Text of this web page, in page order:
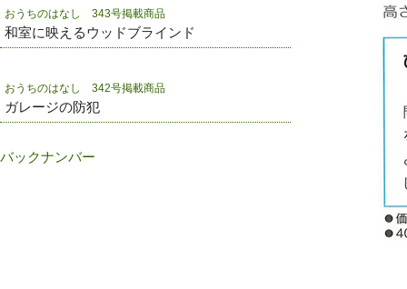
おうちのはなし 343号掲載商品
和室に映えるウッドブラインド
おうちのはなし 342号掲載商品
ガレージの防犯
バックナンバー